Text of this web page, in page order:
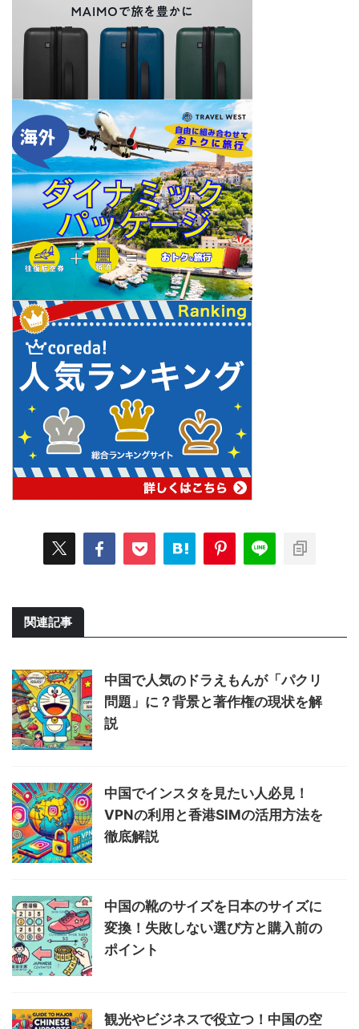
関連記事
中国で人気のドラえもんが「パクリ
問題」に？背景と著作権の現状を解
説
中国でインスタを見たい人必見！
VPNの利用と香港SIMの活用方法を
徹底解説
中国の靴のサイズを日本のサイズに
変換！失敗しない選び方と購入前の
ポイント
観光やビジネスで役立つ！中国の空